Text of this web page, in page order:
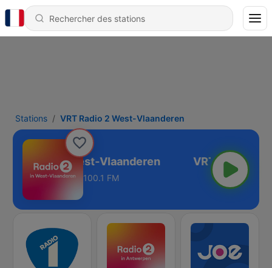
Stations VRT Radio 2 West-Vlaanderen
Radio 2 West-Vlaanderen
100.1 FM